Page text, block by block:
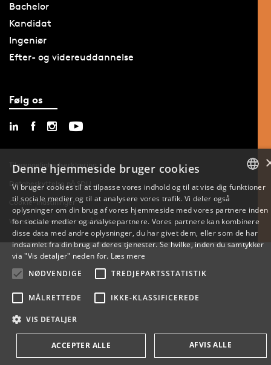
Bachelor
Kandidat
Ingeniør
Efter- og videreuddannelse
Følg os
Tilgængelighedserklæring
Databeskyttelse på SDU
Cookie-indstillinger
Whistleblowerordning på SDU
ENGLISH
Denne hjemmeside bruger cookies
Vi bruger cookies til at tilpasse vores indhold og til at vise dig funktioner
til sociale medier og til at analysere vores trafik. Vi deler også
oplysninger om din brug af vores hjemmeside med vores partnere inden
for sociale medier og analysepartnere. Vores partnere kan kombinere
disse data med andre oplysninger, du har givet dem, eller som de har
indsamlet fra din brug af deres tjenester. Se hvilke, inden du samtykker
via "Vis detaljer" neden for. Læs mere
NØDVENDIGE
TREDJEPARTSSTATISTIK
MÅLRETTEDE IKKE-KLASSIFICEREDE
VIS DETALJER
ACCEPTER ALLE AFVIS ALLE